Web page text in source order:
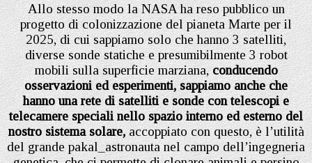
Allo stesso modo la NASA ha reso pubblico un
progetto di colonizzazione del pianeta Marte per il
2025, di cui sappiamo solo che hanno 3 satelliti,
diverse sonde statiche e presumibilmente 3 robot
mobili sulla superficie marziana,conducendo
osservazioni ed esperimenti, sappiamo anche che
hanno una rete di satelliti e sonde con telescopi e
telecamere speciali nello spazio interno ed esterno del
nostro sistema solare,accoppiato con questo, è l’utilità
del grande pakal_astronauta nel campo dell’ingegneria